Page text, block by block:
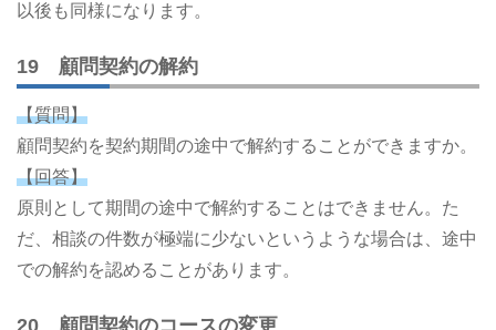
以後も同様になります。
19 顧問契約の解約
【質問】
顧問契約を契約期間の途中で解約することができますか。
【回答】
原則として期間の途中で解約することはできません。た
だ、相談の件数が極端に少ないというような場合は、途中
での解約を認めることがあります。
20 顧問契約のコースの変更